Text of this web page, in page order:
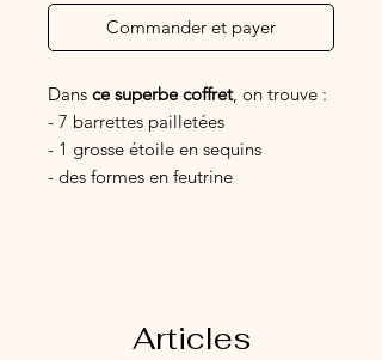
Commander et payer
Dans ce superbe coffret, on trouve :
- 7 barrettes pailletées
- 1 grosse étoile en sequins
- des formes en feutrine
les éléments !Articles